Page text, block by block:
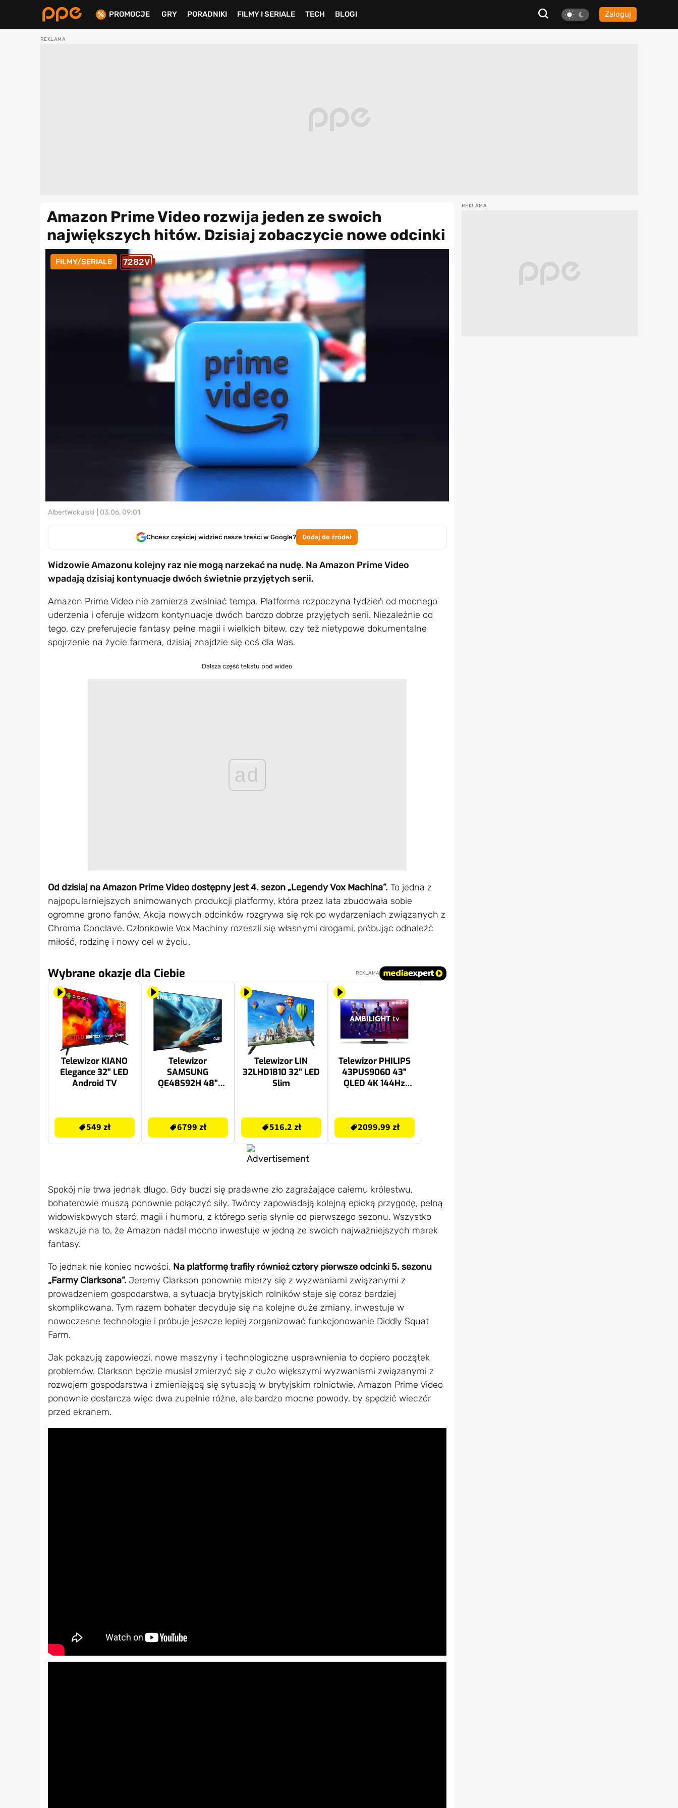
Zaloguj
PROMOCJE GRY PORADNIKI FILMY I SERIALE TECH BLOGI
Amazon Prime Video rozwija jeden ze swoich
największych hitów. Dzisiaj zobaczycie nowe odcinki
FILMY/SERIALE 7282V
AlbertWokulski | 03.06, 09:01
Chcesz częściej widzieć nasze treści w Google? Dodaj do źródeł
Widzowie Amazonu kolejny raz nie mogą narzekać na nudę. Na Amazon Prime Video
wpadają dzisiaj kontynuacje dwóch świetnie przyjętych serii.
Amazon Prime Video nie zamierza zwalniać tempa. Platforma rozpoczyna tydzień od mocnego
uderzenia i oferuje widzom kontynuacje dwóch bardzo dobrze przyjętych serii. Niezależnie od
tego, czy preferujecie fantasy pełne magii i wielkich bitew, czy też nietypowe dokumentalne
spojrzenie na życie farmera, dzisiaj znajdzie się coś dla Was.
Dalsza część tekstu pod wideo
ad
Od dzisiaj na Amazon Prime Video dostępny jest 4. sezon „Legendy Vox Machina”. To jedna z
najpopularniejszych animowanych produkcji platformy, która przez lata zbudowała sobie
ogromne grono fanów. Akcja nowych odcinków rozgrywa się rok po wydarzeniach związanych z
Chroma Conclave. Członkowie Vox Machiny rozeszli się własnymi drogami, próbując odnaleźć
miłość, rodzinę i nowy cel w życiu.
Wybrane okazje dla Ciebie REKLAMA
Telewizor KIANO
Elegance 32" LED
Android TV
549 zł
Telewizor
SAMSUNG
QE48S92H 48"
Atmos HDMI 2.1
6799 zł
Telewizor LIN
32LHD1810 32" LED
Slim
516.2 zł
Telewizor PHILIPS
43PUS9060 43"
QLED 4K 144Hz
Atmos Dolby Vision
HDMI 2.1
2099.99 zł
Spokój nie trwa jednak długo. Gdy budzi się pradawne zło zagrażające całemu królestwu,
bohaterowie muszą ponownie połączyć siły. Twórcy zapowiadają kolejną epicką przygodę, pełną
widowiskowych starć, magii i humoru, z którego seria słynie od pierwszego sezonu. Wszystko
wskazuje na to, że Amazon nadal mocno inwestuje w jedną ze swoich najważniejszych marek
fantasy.
To jednak nie koniec nowości. Na platformę trafiły również cztery pierwsze odcinki 5. sezonu
„Farmy Clarksona”. Jeremy Clarkson ponownie mierzy się z wyzwaniami związanymi z
prowadzeniem gospodarstwa, a sytuacja brytyjskich rolników staje się coraz bardziej
skomplikowana. Tym razem bohater decyduje się na kolejne duże zmiany, inwestuje w
nowoczesne technologie i próbuje jeszcze lepiej zorganizować funkcjonowanie Diddly Squat
Farm.
Jak pokazują zapowiedzi, nowe maszyny i technologiczne usprawnienia to dopiero początek
problemów. Clarkson będzie musiał zmierzyć się z dużo większymi wyzwaniami związanymi z
rozwojem gospodarstwa i zmieniającą się sytuacją w brytyjskim rolnictwie. Amazon Prime Video
ponownie dostarcza więc dwa zupełnie różne, ale bardzo mocne powody, by spędzić wieczór
przed ekranem.